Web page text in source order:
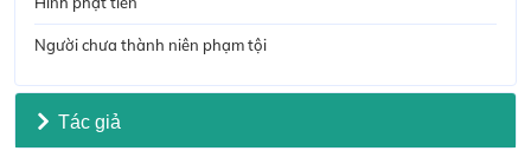
Người chưa thành niên phạm tội
Tác giả